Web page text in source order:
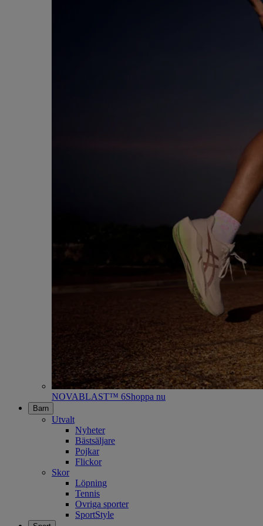
NOVABLAST™ 6Shoppa nu
Barn
Utvalt
Nyheter
Bästsäljare
Pojkar
Flickor
Skor
Löpning
Tennis
Ovriga sporter
SportStyle